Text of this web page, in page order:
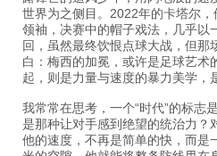
世界为之侧目。2022年的卡塔尔
领袖，决赛中的帽子戏法，几乎以
回，虽然最终饮恨点球大战，但那
白：梅西的加冕，或许是足球艺术
起，则是力量与速度的暴力美学，
我常常在思考，一个“时代”的标志
是那种让对手感到绝望的统治力？
他的速度，不再是简单的快，而是